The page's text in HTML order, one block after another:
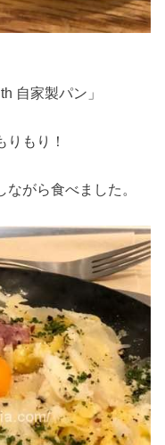
自家製パン」
もり！
がら食べました。